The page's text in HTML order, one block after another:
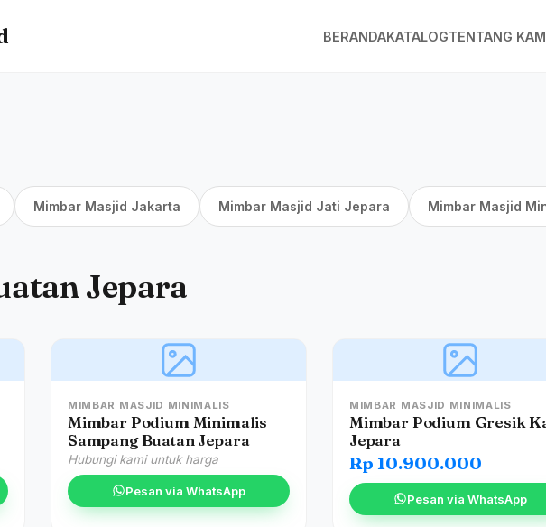
BERANDAKATALOGTENTANG
Mimbar Masjid Jakarta Mimbar Masjid Jati Jepara Mimbar Masjid
Jepara
MIMBAR MASJID MINIMALIS
Mimbar Podium Minimalis
Sampang Buatan Jepara
Hubungi kami untuk harga
Pesan via WhatsApp
MIMBAR MASJID MINIMALIS
Mimbar Podium Gresik
Jepara
Rp 10.900.000
Pesan via WhatsApp